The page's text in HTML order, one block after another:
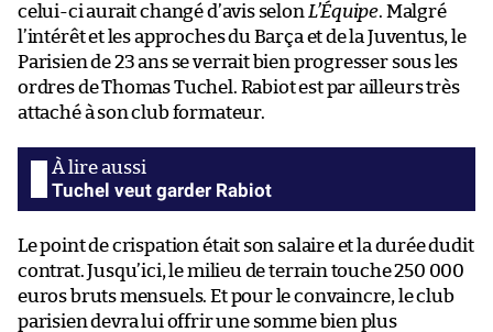
celui-ci aurait changé d’avis selon L’Équipe. Malgré
l’intérêt et les approches du Barça et de la Juventus, le
Parisien de 23 ans se verrait bien progresser sous les
ordres de Thomas Tuchel. Rabiot est par ailleurs très
attaché à son club formateur.
Tuchel veut garder Rabiot
Le point de crispation était son salaire et la durée dudit
contrat. Jusqu’ici, le milieu de terrain touche 250 000
euros bruts mensuels. Et pour le convaincre, le club
parisien devra lui offrir une somme bien plus